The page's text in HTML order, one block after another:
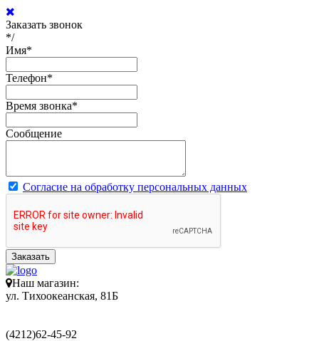
Заказать звонок
*/
Имя*
Телефон*
Время звонка*
Сообщение
Согласие на обработку персональных данных
Заказать
Наш магазин:
ул. Тихоокеанская, 81Б
(4212)62-45-92